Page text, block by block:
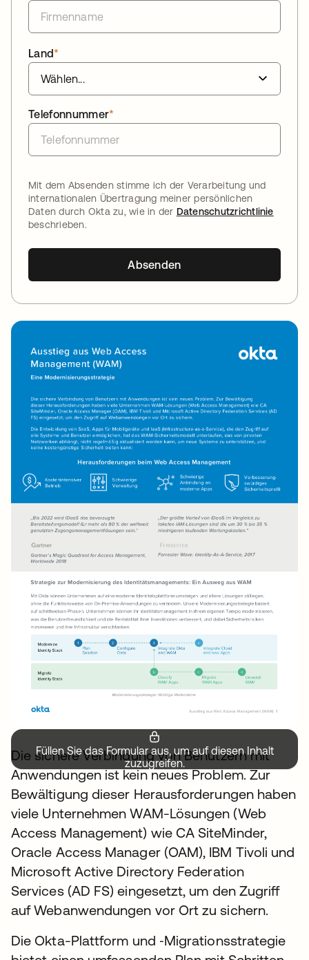
*
Land
*
Telefonnummer
Mit dem Absenden stimme ich der Verarbeitung und
internationalen Übertragung meiner persönlichen
Daten durch Okta zu, wie in der Datenschutzrichtlinie
beschrieben.
Absenden
Füllen Sie das Formular aus, um auf diesen Inhalt
zuzugreifen.
Die sichere Verbindung von Benutzern mit
Anwendungen ist kein neues Problem. Zur
Bewältigung dieser Herausforderungen haben
viele Unternehmen WAM-Lösungen (Web
Access Management) wie CA SiteMinder,
Oracle Access Manager (OAM), IBM Tivoli und
Microsoft Active Directory Federation
Services (AD FS) eingesetzt, um den Zugriff
auf Webanwendungen vor Ort zu sichern.
Die Okta-Plattform und ‑Migrationsstrategie